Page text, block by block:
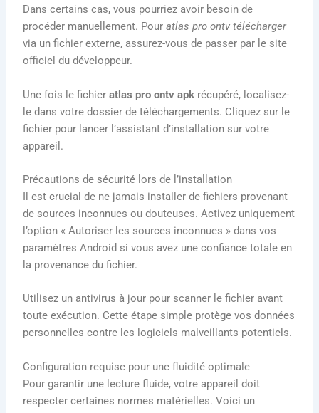
Dans certains cas, vous pourriez avoir besoin de
procéder manuellement. Pouratlas pro ontv télécharger
via un fichier externe, assurez-vous de passer par le site
officiel du développeur.
Une fois le fichieratlas pro ontv apk récupéré, localisez-
le dans votre dossier de téléchargements. Cliquez sur le
fichier pour lancer l’assistant d’installation sur votre
appareil.
Précautions de sécurité lors de l’installation
Il est crucial de ne jamais installer de fichiers provenant
de sources inconnues ou douteuses. Activez uniquement
l’option « Autoriser les sources inconnues » dans vos
paramètres Android si vous avez une confiance totale en
la provenance du fichier.
Utilisez un antivirus à jour pour scanner le fichier avant
toute exécution. Cette étape simple protège vos données
personnelles contre les logiciels malveillants potentiels.
Configuration requise pour une fluidité optimale
Pour garantir une lecture fluide, votre appareil doit
respecter certaines normes matérielles. Voici un